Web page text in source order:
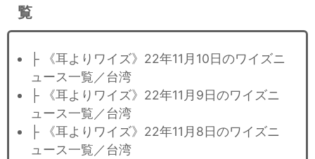
覧
├ 《耳よりワイズ》22年11月10日のワイズニ
ュース一覧／台湾
├ 《耳よりワイズ》22年11月9日のワイズニ
ュース一覧／台湾
├ 《耳よりワイズ》22年11月8日のワイズニ
ュース一覧／台湾